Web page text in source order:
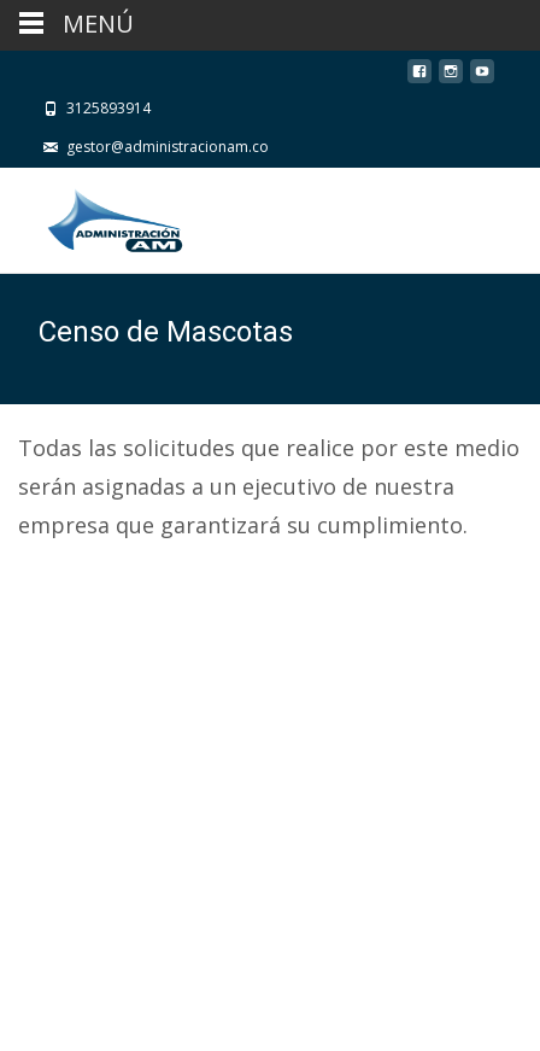
3125893914
gestor@administracionam.co
Censo de Mascotas
Todas las solicitudes que realice por este medio
serán asignadas a un ejecutivo de nuestra
empresa que garantizará su cumplimiento.
MENÚ